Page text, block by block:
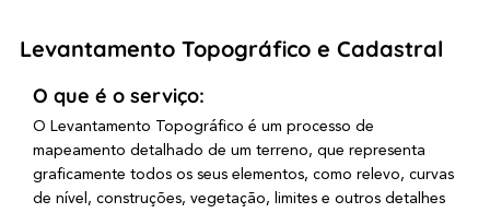
Levantamento Topográfico e Cadastral
O que é o serviço:
O Levantamento Topográfico é um processo de
mapeamento detalhado de um terreno, que representa
graficamente todos os seus elementos, como relevo, curvas
de nível, construções, vegetação, limites e outros detalhes